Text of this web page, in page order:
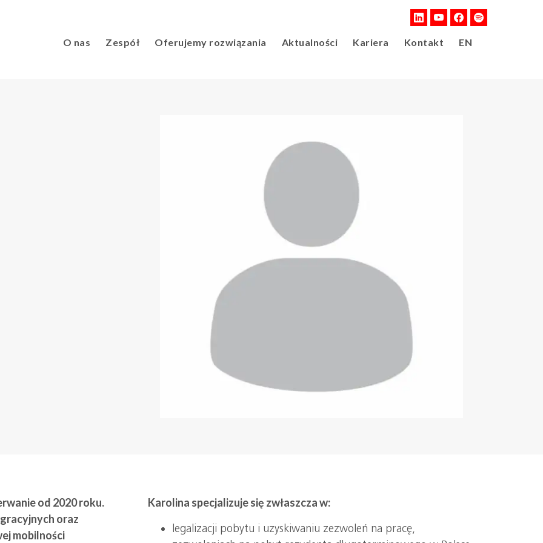
O nas Zespół Oferujemy rozwiązania Aktualności Kariera Kontakt EN
od 2020 roku.
oraz
mobilności
Karolina specjalizuje się zwłaszcza w:
legalizacji pobytu i uzyskiwaniu zezwoleń na pracę,